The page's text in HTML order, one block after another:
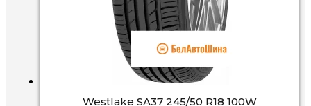
Westlake SA37 245/50 R18 100W